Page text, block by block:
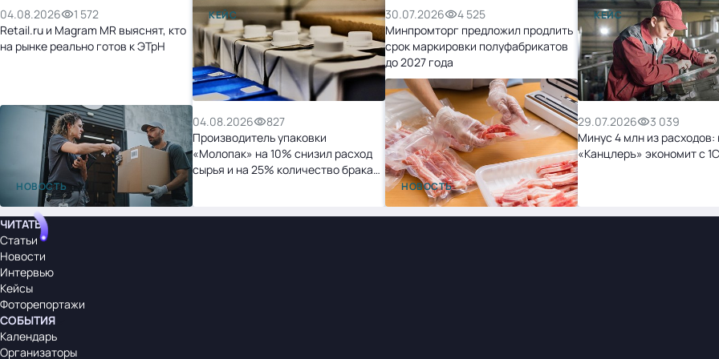
НОВОСТЬ
04.08.2026
1 572
Retail.ru и Magram MR выяснят, кто
на рынке реально готов к ЭТрН
КЕЙС
04.08.2026
827
Производитель упаковки
«Молопак» на 10% снизил расход
сырья и на 25% количество брака
НОВОСТЬ
30.07.2026
4 525
Минпромторг предложил продлить
срок маркировки полуфабрикатов
до 2027 года
КЕЙС
29.07.2026
3 039
Минус 4 млн из расходов:
«Канцлеръ» экономит с
ЧИТАТЬ
Статьи
Новости
Интервью
Кейсы
Фоторепортажи
СОБЫТИЯ
Календарь
Организаторы